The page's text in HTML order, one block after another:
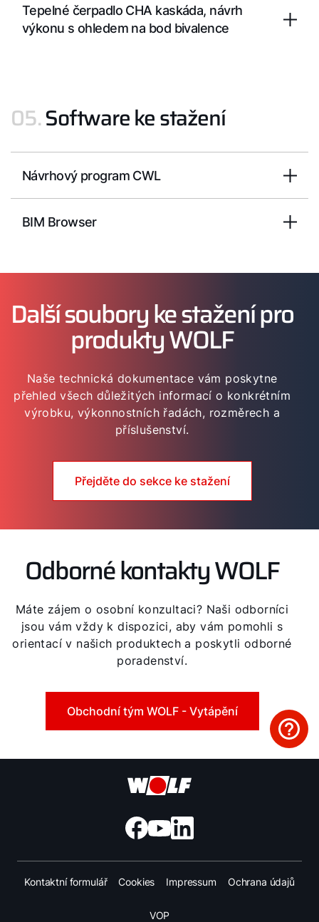
Tepelné čerpadlo CHA kaskáda, návrh
výkonu s ohledem na bod bivalence
05.Software ke stažení
Návrhový program CWL
BIM Browser
Další soubory ke stažení pro
produkty WOLF
Naše technická dokumentace vám poskytne
přehled všech důležitých informací o konkrétním
výrobku, výkonnostních řadách, rozměrech a
příslušenství.
Přejděte do sekce ke stažení
Odborné kontakty WOLF
Máte zájem o osobní konzultaci? Naši odborníci
jsou vám vždy k dispozici, aby vám pomohli s
orientací v našich produktech a poskytli odborné
poradenství.
Obchodní tým WOLF - Vytápění
Kontaktní formulář Cookies Impressum Ochrana údajů
VOP